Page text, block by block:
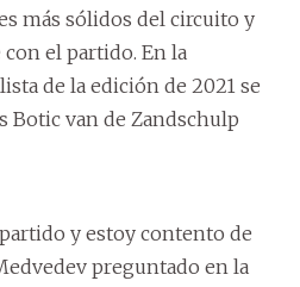
más sólidos del circuito y
el partido. En la
de la edición de 2021 se
Botic van de Zandschulp
y estoy contento de
preguntado en la